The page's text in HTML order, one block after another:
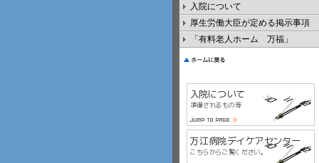
入院について
厚生労働大臣が定める掲示事項
「有料老人ホーム 万福」